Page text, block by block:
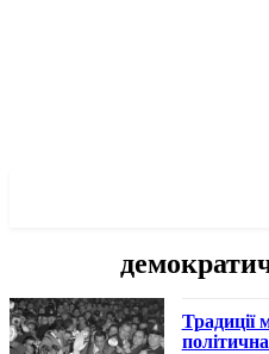
Традиції